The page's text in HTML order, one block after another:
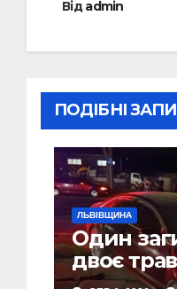
Відadmin
ПОДІБНІ
ЛЬВІВЩИНА
Один
двоє